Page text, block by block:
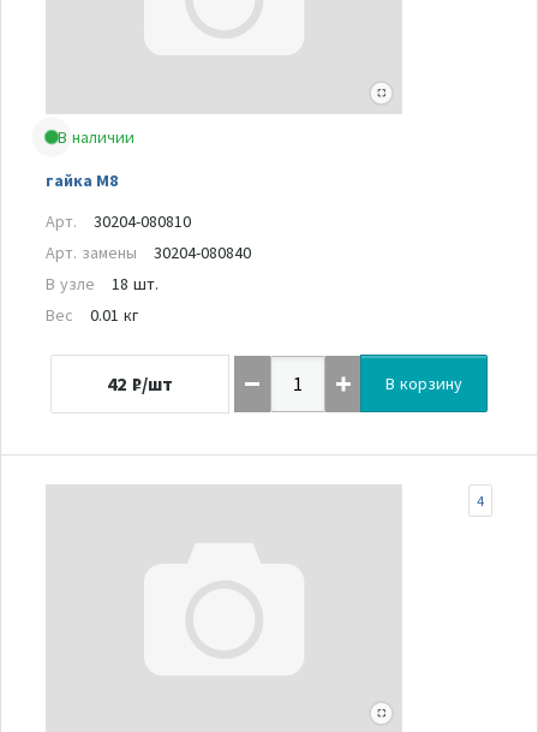
В наличии
гайка M8
Арт.
30204-080810
Арт. замены
30204-080840
В узле
18 шт.
Вес
0.01 кг
42 ₽/шт В корзину
4